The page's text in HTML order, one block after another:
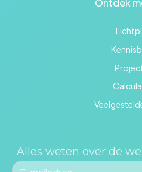
Alles weten over de